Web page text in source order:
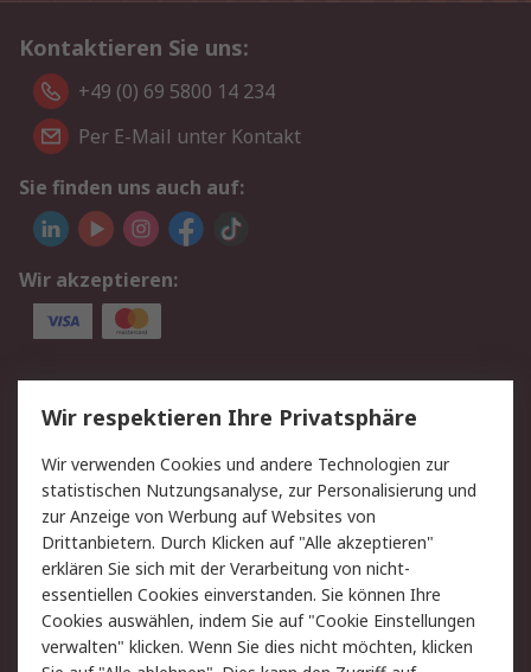
Kontaktieren Sie uns:
+49 (0) 69 5800 14 234
Per E-Mail unter Kontakt
Sie finden uns auch auf:
Wir akzeptieren:
Service
Value Added Services
Lieferlösungen
Rücksendungen
Kontakt
Hilfe
Privatkunden
Rechtliches
AGB
Datenschutz
Cookie-Richtlinie
Zahlungsbedingungen
Wir respektieren Ihre Privatsphäre
Wir verwenden Cookies und andere Technologien zur
statistischen Nutzungsanalyse, zur Personalisierung und
zur Anzeige von Werbung auf Websites von
Drittanbietern. Durch Klicken auf "Alle akzeptieren"
erklären Sie sich mit der Verarbeitung von nicht-
essentiellen Cookies einverstanden. Sie können Ihre
Cookies auswählen, indem Sie auf "Cookie Einstellungen
verwalten" klicken. Wenn Sie dies nicht möchten, klicken